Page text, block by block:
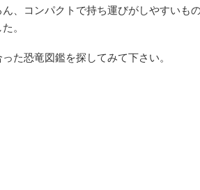
、コンパクトで持ち運びがしやすいも
。
た恐竜図鑑を探してみて下さい。